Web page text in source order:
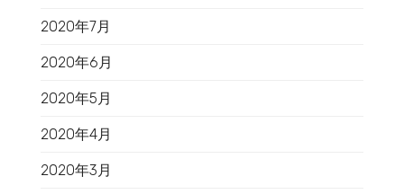
2020年7月
2020年6月
2020年5月
2020年4月
2020年3月